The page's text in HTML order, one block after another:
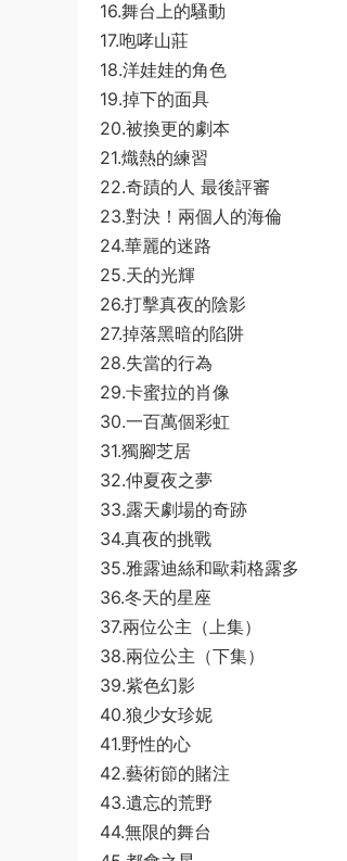
16.舞台上的騷動
17.咆哮山莊
18.洋娃娃的角色
19.掉下的面具
20.被換更的劇本
21.熾熱的練習
22.奇蹟的人 最後評審
23.對決！兩個人的海倫
24.華麗的迷路
25.天的光輝
26.打擊真夜的陰影
27.掉落黑暗的陷阱
28.失當的行為
29.卡蜜拉的肖像
30.一百萬個彩虹
31.獨腳芝居
32.仲夏夜之夢
33.露天劇場的奇跡
34.真夜的挑戰
35.雅露迪絲和歐莉格露多
36.冬天的星座
37.兩位公主（上集）
38.兩位公主（下集）
39.紫色幻影
40.狼少女珍妮
41.野性的心
42.藝術節的賭注
43.遺忘的荒野
44.無限的舞台